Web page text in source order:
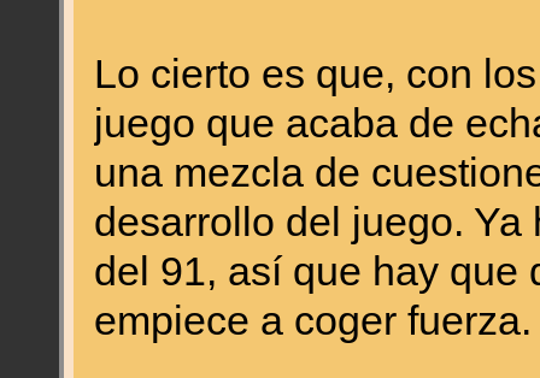
Lo cierto es que, con
juego que acaba de
una mezcla de
desarrollo del juego.
del 91, así que hay que
empiece a coger fuerza.